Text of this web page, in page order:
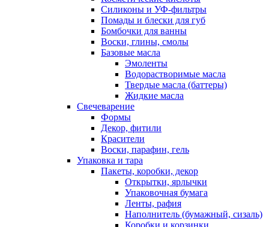
Силиконы и УФ-фильтры
Помады и блески для губ
Бомбочки для ванны
Воски, глины, смолы
Базовые масла
Эмоленты
Водорастворимые масла
Твердые масла (баттеры)
Жидкие масла
Свечеварение
Формы
Декор, фитили
Красители
Воски, парафин, гель
Упаковка и тара
Пакеты, коробки, декор
Открытки, ярлычки
Упаковочная бумага
Ленты, рафия
Наполнитель (бумажный, сизаль)
Коробки и корзинки